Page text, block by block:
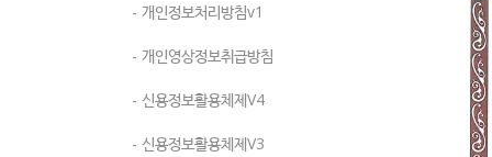
- 개인정보처리방침v1
- 개인영상정보취급방침
- 신용정보활용체제V4
- 신용정보활용체제V3